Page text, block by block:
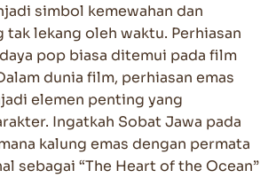
simbol kemewahan dan
tak lekang oleh waktu. Perhiasan
pop biasa ditemui pada film
dunia film, perhiasan emas
elemen penting yang
Ingatkah Sobat Jawa pada
kalung emas dengan permata
sebagai “The Heart of the Ocean”